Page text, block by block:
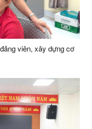
viên, xây dựng cơ